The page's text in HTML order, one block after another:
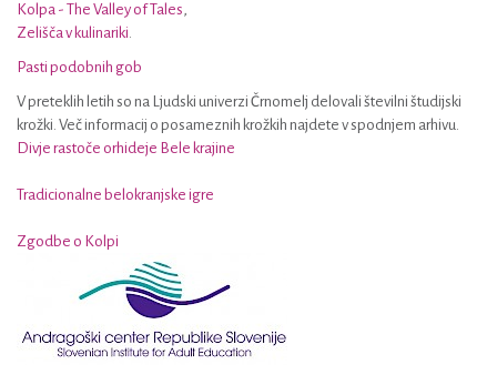
Kolpa - The Valley of Tales,
Zelišča v kulinariki.
Pasti podobnih gob
V preteklih letih so na Ljudski univerzi Črnomelj delovali številni študijski
krožki. Več informacij o posameznih krožkih najdete v spodnjem arhivu.
Divje rastoče orhideje Bele krajine
Tradicionalne belokranjske igre
Zgodbe o Kolpi